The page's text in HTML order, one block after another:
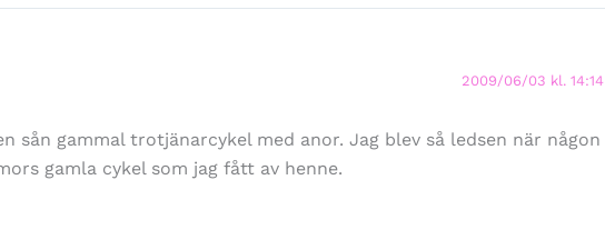
2009/06/03 kl. 14:14
sån gammal trotjänarcykel med anor. Jag blev så ledsen när någon
gamla cykel som jag fått av henne.